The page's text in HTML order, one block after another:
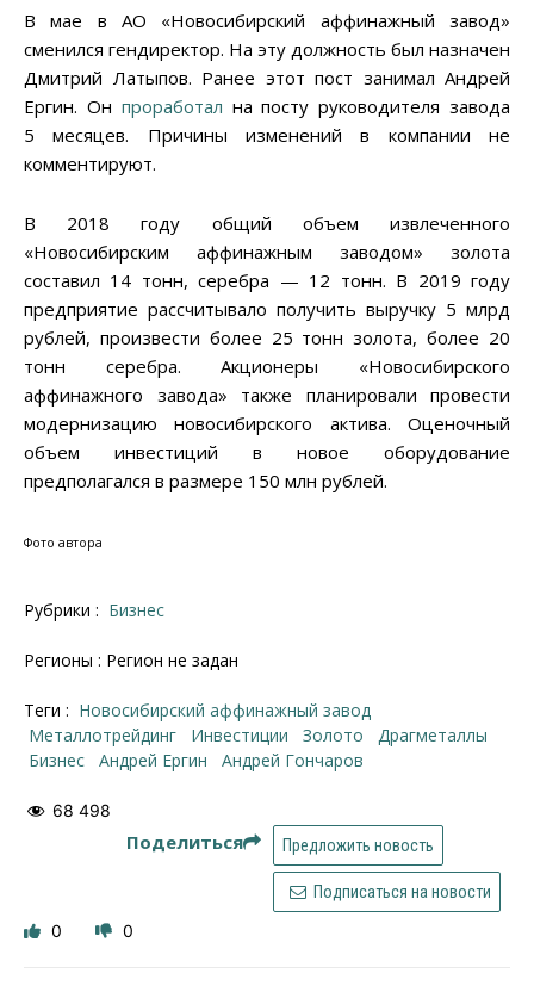
В мае в АО «Новосибирский аффинажный завод»
сменился гендиректор. На эту должность был назначен
Дмитрий Латыпов. Ранее этот пост занимал Андрей
Ергин. Он проработал на посту руководителя завода
5 месяцев. Причины изменений в компании не
комментируют.
В 2018 году общий объем извлеченного
«Новосибирским аффинажным заводом» золота
составил 14 тонн, серебра — 12 тонн. В 2019 году
предприятие рассчитывало получить выручку 5 млрд
рублей, произвести более 25 тонн золота, более 20
тонн серебра. Акционеры «Новосибирского
аффинажного завода» также планировали провести
модернизацию новосибирского актива. Оценочный
объем инвестиций в новое оборудование
предполагался в размере 150 млн рублей.
Фото автора
Рубрики : Бизнес
Регионы : Регион не задан
Теги :
Новосибирский аффинажный завод
Металлотрейдинг
инвестиции золото
драгметаллы
бизнес
Андрей Ергин Андрей Гончаров
68 498
Поделиться Предложить новость
Подписаться на новости
0 0